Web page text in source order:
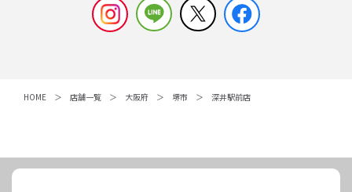
HOME 店舗一覧 大阪府 堺市 深井駅前店